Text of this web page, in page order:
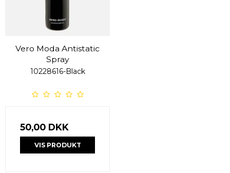
Vero Moda Antistatic
Spray
10228616-Black
50,00 DKK
VIS PRODUKT